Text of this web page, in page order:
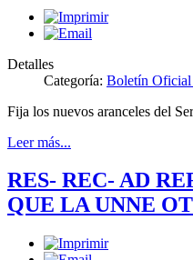
Detalles
Categoría: Boletín Oficial
Fija los nuevos aranceles del
Leer más...
RES- REC- AD
QUE LA UNNE